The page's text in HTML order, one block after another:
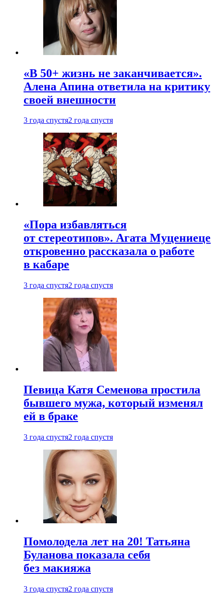
«В 50+ жизнь не заканчивается».
Алена Апина ответила на критику
своей внешности
3 года спустя2 года спустя
«Пора избавляться
от стереотипов». Агата Муцениеце
откровенно рассказала о работе
в кабаре
3 года спустя2 года спустя
Певица Катя Семенова простила
бывшего мужа, который изменял
ей в браке
3 года спустя2 года спустя
Помолодела лет на 20! Татьяна
Буланова показала себя
без макияжа
3 года спустя2 года спустя